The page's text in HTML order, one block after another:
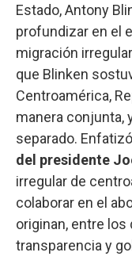
Estado, Antony
profundizar en el
migración
que Blinken
Centroamérica,
manera conjunta,
separado.
del presidente
irregular de
colaborar en el
originan, entre los
transparencia y